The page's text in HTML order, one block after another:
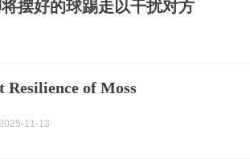
摆好的球踢走以干扰对方
Resilience of Moss
11-13